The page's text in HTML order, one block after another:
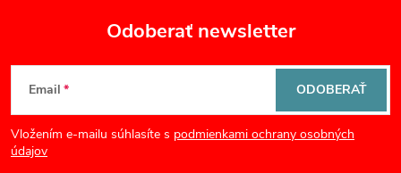
Z
á
p
Odoberať newsletter
Email
Vložením e-mailu súhlasíte s podmienkami ochrany osobných
údajov
ODOBERAŤ